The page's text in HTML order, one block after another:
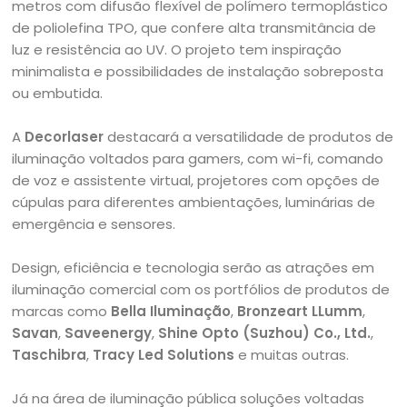
metros com difusão flexível de polímero termoplástico
de poliolefina TPO, que confere alta transmitância de
luz e resistência ao UV. O projeto tem inspiração
minimalista e possibilidades de instalação sobreposta
ou embutida.
A Decorlaserdestacará a versatilidade de produtos de
iluminação voltados para gamers, com wi-fi, comando
de voz e assistente virtual, projetores com opções de
cúpulas para diferentes ambientações, luminárias de
emergência e sensores.
Design, eficiência e tecnologia serão as atrações em
iluminação comercial com os portfólios de produtos de
marcas como Bella Iluminação, Bronzeart LLumm,
Savan, Saveenergy, Shine Opto (Suzhou) Co., Ltd.,
Taschibra, Tracy Led Solutions e muitas outras.
Já na área de iluminação pública soluções voltadas